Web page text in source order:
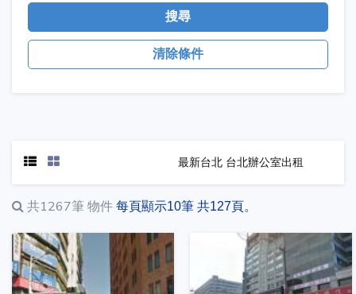
搜尋
清除條件
最新台北 台北辦公室出租
共1267筆 物件 每頁顯示10筆 共127頁。